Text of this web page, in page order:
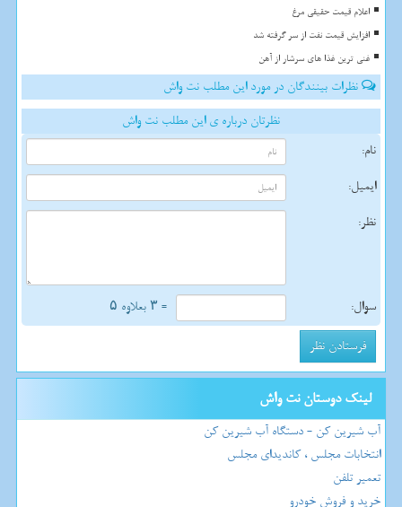
اعلام قیمت حقیقی مرغ
افزایش قیمت نفت از سر گرفته شد
غنی ترین غذا های سرشار از آهن
نظرات بینندگان در مورد این مطلب نت واش
نظرتان درباره ی این مطلب نت واش
نام:
ایمیل:
نظر:
سوال: = ۳ بعلاوه ۵
لینک دوستان نت واش
آب شیرین کن - دستگاه آب شیرین کن
انتخابات مجلس ، کاندیدای مجلس
تعمیر تلفن
خرید و فروش خودرو